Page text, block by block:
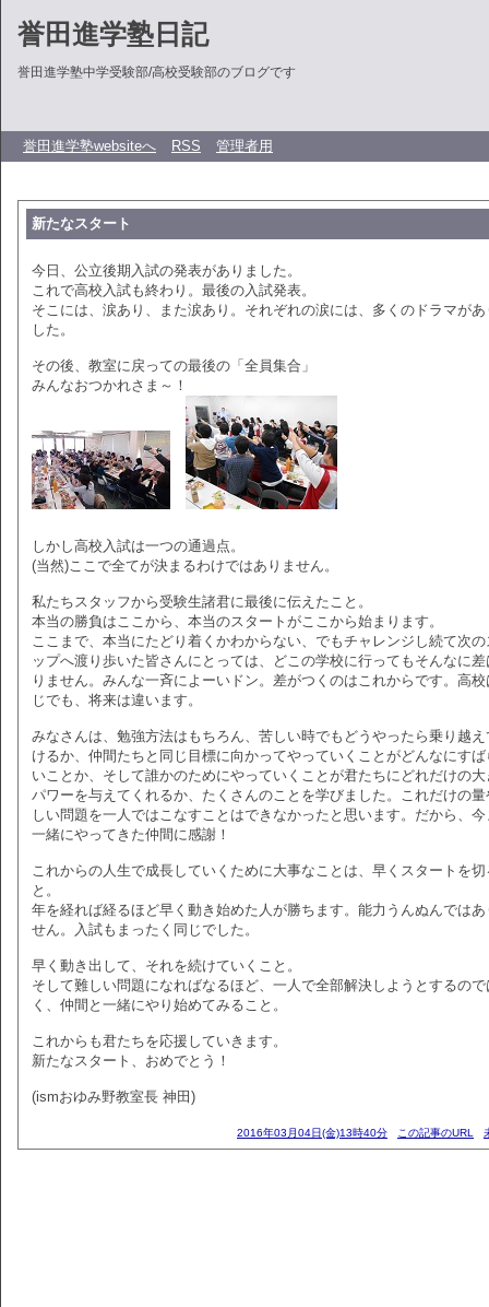
誉田進学塾日記
誉田進学塾中学受験部/高校受験部のブログです
誉田進学塾websiteへ RSS 管理者用
新たなスタート
今日、公立後期入試の発表がありました。
これで高校入試も終わり。最後の入試発表。
そこには、涙あり、また涙あり。それぞれの涙には、多くのドラマがあ
した。
その後、教室に戻っての最後の「全員集合」
みんなおつかれさま～！
しかし高校入試は一つの通過点。
(当然)ここで全てが決まるわけではありません。
私たちスタッフから受験生諸君に最後に伝えたこと。
本当の勝負はここから、本当のスタートがここから始まります。
ここまで、本当にたどり着くかわからない、でもチャレンジし続て次の
ップへ渡り歩いた皆さんにとっては、どこの学校に行ってもそんなに差
りません。みんな一斉によーいドン。差がつくのはこれからです。高校
じでも、将来は違います。
みなさんは、勉強方法はもちろん、苦しい時でもどうやったら乗り越え
けるか、仲間たちと同じ目標に向かってやっていくことがどんなにすば
いことか、そして誰かのためにやっていくことが君たちにどれだけの大
パワーを与えてくれるか、たくさんのことを学びました。これだけの量
しい問題を一人ではこなすことはできなかったと思います。だから、今
一緒にやってきた仲間に感謝！
これからの人生で成長していくために大事なことは、早くスタートを切
と。
年を経れば経るほど早く動き始めた人が勝ちます。能力うんぬんではあ
せん。入試もまったく同じでした。
早く動き出して、それを続けていくこと。
そして難しい問題になればなるほど、一人で全部解決しようとするので
く、仲間と一緒にやり始めてみること。
これからも君たちを応援していきます。
新たなスタート、おめでとう！
(ismおゆみ野教室長 神田)
2016年03月04日(金)13時40分 この記事のURL